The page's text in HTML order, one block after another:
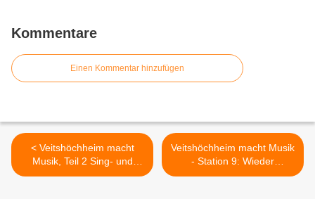
Kommentare
Einen Kommentar hinzufügen
< Veitshöchheim macht
Musik, Teil 2 Sing- und
Musikschule: Vier Stunden
Veitshöchheim macht Musik
- Station 9: Wieder
ausgezeichneter